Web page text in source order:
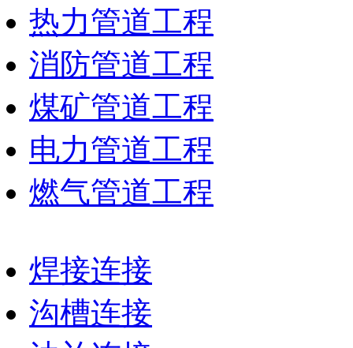
热力管道工程
消防管道工程
煤矿管道工程
电力管道工程
燃气管道工程
焊接连接
沟槽连接